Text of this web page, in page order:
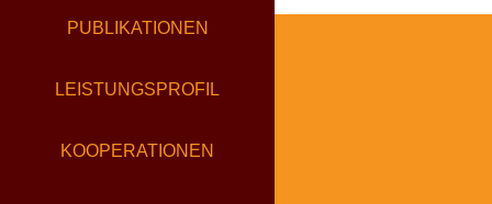
PUBLIKATIONEN
LEISTUNGSPROFIL
KOOPERATIONEN